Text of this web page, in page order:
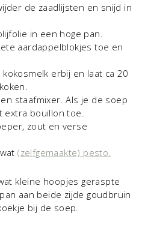
de zaadlijsten en snijd in
in een hoge pan.
aardappelblokjes toe en
erbij en laat ca 20
staafmixer. Als je de soep
extra bouillon toe.
zout en verse
(zelfgemaakte) pesto.
kleine hoopjes geraspte
aan beide zijde goudbruin
bij de soep.